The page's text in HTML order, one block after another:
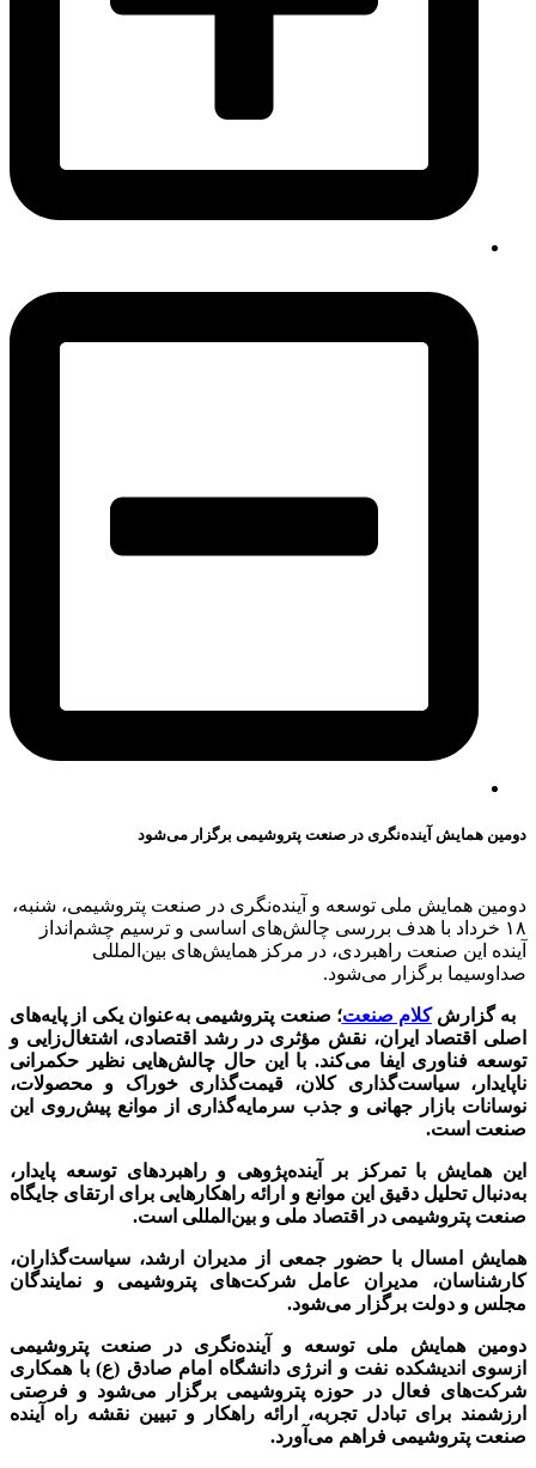
دومین همایش آینده‌نگری در صنعت پتروشیمی برگزار می‌شود
دومین همایش ملی توسعه و آینده‌نگری در صنعت پتروشیمی، شنبه،
۱۸ خرداد با هدف بررسی چالش‌های اساسی و ترسیم چشم‌انداز
آینده این صنعت راهبردی، در مرکز همایش‌های بین‌المللی
صداوسیما برگزار می‌شود.
به گزارشکلام صنعت؛ صنعت پتروشیمی به‌عنوان یکی از پایه‌های
اصلی اقتصاد ایران، نقش مؤثری در رشد اقتصادی، اشتغال‌زایی و
توسعه فناوری ایفا می‌کند. با این حال چالش‌هایی نظیر حکمرانی
ناپایدار، سیاست‌گذاری کلان، قیمت‌گذاری خوراک و محصولات،
نوسانات بازار جهانی و جذب سرمایه‌گذاری از موانع پیش‌روی این
صنعت است.
این همایش با تمرکز بر آینده‌پژوهی و راهبردهای توسعه پایدار،
به‌دنبال تحلیل دقیق این موانع و ارائه راهکارهایی برای ارتقای جایگاه
صنعت پتروشیمی در اقتصاد ملی و بین‌المللی است.
همایش امسال با حضور جمعی از مدیران ارشد، سیاست‌گذاران،
کارشناسان، مدیران عامل شرکت‌های پتروشیمی و نمایندگان
مجلس و دولت برگزار می‌شود.
دومین همایش ملی توسعه و آینده‌نگری در صنعت پتروشیمی
ازسوی اندیشکده نفت و انرژی دانشگاه امام صادق (ع) با همکاری
شرکت‌های فعال در حوزه پتروشیمی برگزار می‌شود و فرصتی
ارزشمند برای تبادل تجربه، ارائه راهکار و تبیین نقشه راه آینده
صنعت پتروشیمی فراهم می‌آورد.